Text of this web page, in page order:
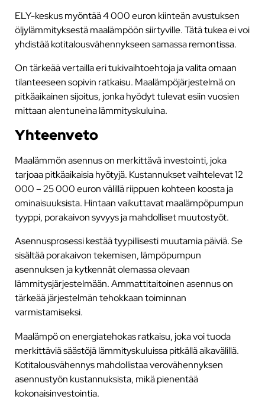
ELY-keskus myöntää 4 000 euron kiinteän avustuksen
öljylämmityksestä maalämpöön siirtyville. Tätä tukea ei voi
yhdistää kotitalousvähennykseen samassa remontissa.
On tärkeää vertailla eri tukivaihtoehtoja ja valita omaan
tilanteeseen sopivin ratkaisu. Maalämpöjärjestelmä on
pitkäaikainen sijoitus, jonka hyödyt tulevat esiin vuosien
mittaan alentuneina lämmityskuluina.
Yhteenveto
Maalämmön asennus on merkittävä investointi, joka
tarjoaa pitkäaikaisia hyötyjä. Kustannukset vaihtelevat 12
000 – 25 000 euron välillä riippuen kohteen koosta ja
ominaisuuksista. Hintaan vaikuttavat maalämpöpumpun
tyyppi, porakaivon syvyys ja mahdolliset muutostyöt.
Asennusprosessi kestää tyypillisesti muutamia päiviä. Se
sisältää porakaivon tekemisen, lämpöpumpun
asennuksen ja kytkennät olemassa olevaan
lämmitysjärjestelmään. Ammattitaitoinen asennus on
tärkeää järjestelmän tehokkaan toiminnan
varmistamiseksi.
Maalämpö on energiatehokas ratkaisu, joka voi tuoda
merkittäviä säästöjä lämmityskuluissa pitkällä aikavälillä.
Kotitalousvähennys mahdollistaa verovähennyksen
asennustyön kustannuksista, mikä pienentää
kokonaisinvestointia.